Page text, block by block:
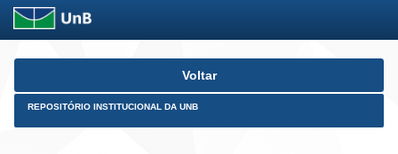
Skip
Voltar
REPOSITÓRIO INSTITUCIONAL DA UNB